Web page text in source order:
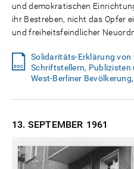
und demokratischen
ihr Bestreben, nicht das Opfer
und freiheitsfeindlicher
Solidaritäts-Erklärung von
Schriftstellern,
West-Berliner
13. SEPTEMBER 1961